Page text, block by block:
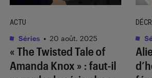
« The Twisted Tale of
Amanda Knox » : faut-il
ACTU
Séries • 20 août. 2025